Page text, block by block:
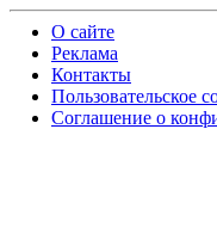
О сайте
Реклама
Контакты
Пользовательское
Соглашение о